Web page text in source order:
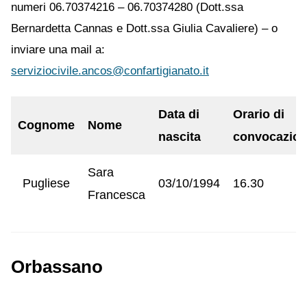
numeri 06.70374216 – 06.70374280 (Dott.ssa
Bernardetta Cannas e Dott.ssa Giulia Cavaliere) – o
inviare una mail a:
serviziocivile.ancos@confartigianato.it
Cognome Nome
Data di
nascita
Orario di
Pugliese
Sara
Francesca
03/10/1994 16.30
Orbassano